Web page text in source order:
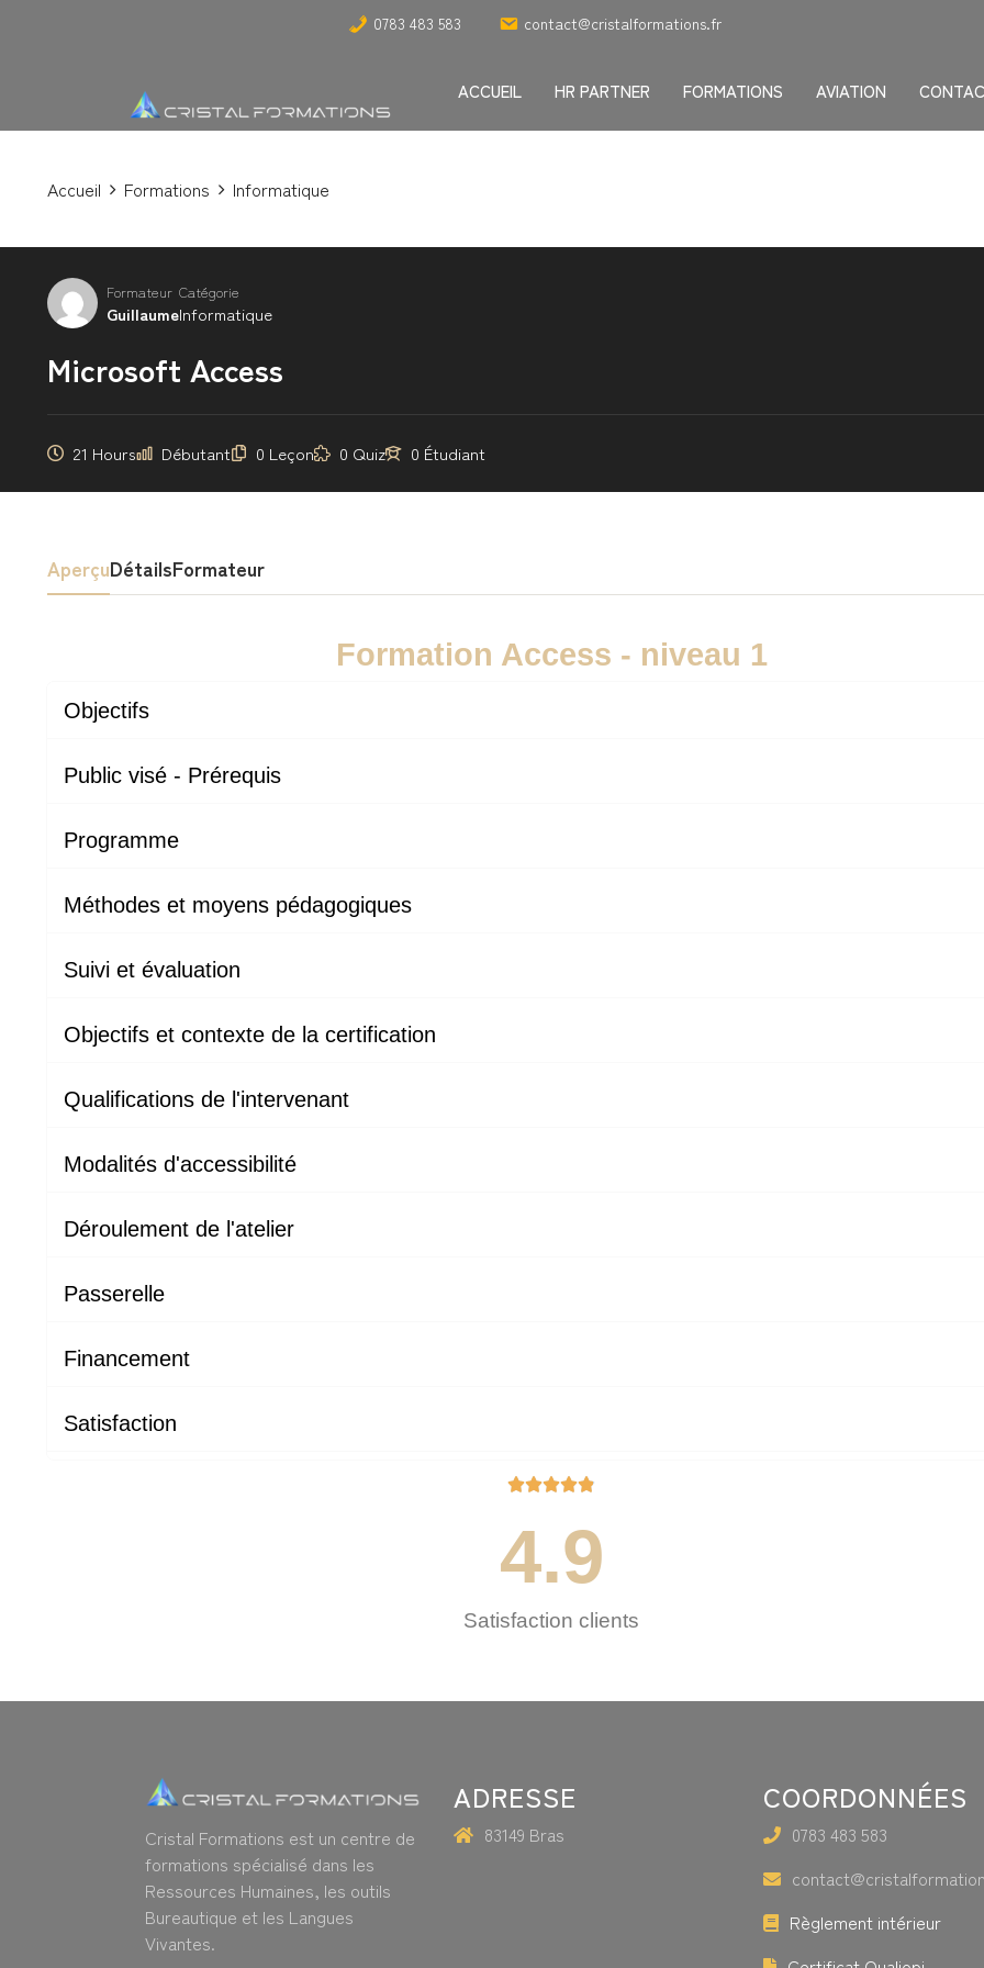
0783 483 583 contact@cristalformations.fr
ACCUEIL HR PARTNER FORMATIONS AVIATION
Accueil Formations Informatique
Formateur
Guillaume
Catégorie
Informatique
Microsoft Access
21 Hours Débutant 0 Leçon 0 Quiz 0 Étudiant
AperçuDétailsFormateur
Formation Access - niveau 1
Objectifs
Public visé - Prérequis
Programme
Méthodes et moyens pédagogiques
Suivi et évaluation
Objectifs et contexte de la certification
Qualifications de l'intervenant
Modalités d'accessibilité
Déroulement de l'atelier
Passerelle
Financement
Satisfaction

Satisfaction clients
4.9
Cristal Formations est un centre de
formations spécialisé dans les
Ressources Humaines, les outils
Bureautique et les Langues
Vivantes.
ADRESSE
83149 Bras
COORDONNÉES
0783 483 583
Règlement intérieur